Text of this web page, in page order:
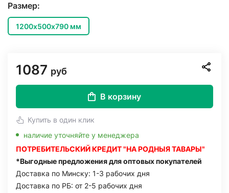
Размер:
1200х500х790 мм
1087 руб
В корзину
Купить в один клик
наличие уточняйте у менеджера
ПОТРЕБИТЕЛЬСКИЙ КРЕДИТ "НА РОДНЫЯ ТАВАРЫ"
*Выгодные предложения для оптовых покупателей
Доставка по Минску: 1-3 рабочих дня
Доставка по РБ: от 2-5 рабочих дня